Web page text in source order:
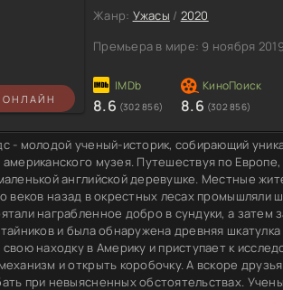
Жанр: Ужасы / 2020
Премьера в мире: 9 ноября 2019
8.6 (302 856) 8.6 (302 856)
- молодой ученый-историк, собирающий
музея. Путешествуя по
английской деревушке. Местные
веков назад в окрестных лесах промышляли
награбленное добро в сундуки, а затем
и была обнаружена древняя
свою находку в Америку и приступает к
и открыть коробочку. А вскоре
при невыясненных обстоятельствах.